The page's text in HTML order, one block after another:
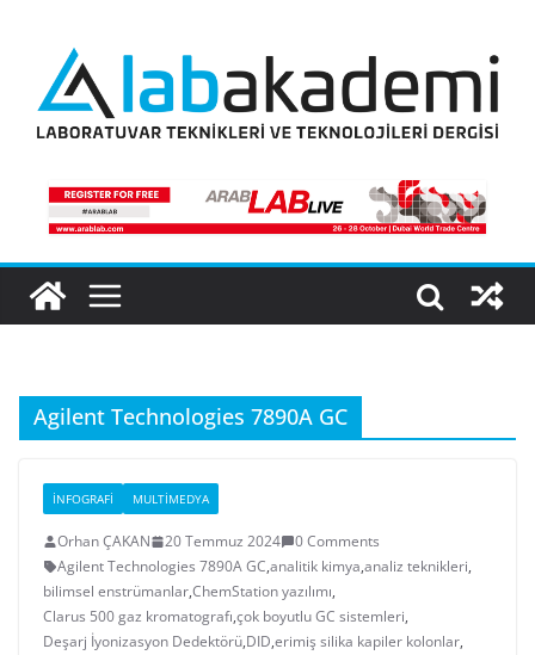
content
Agilent Technologies 7890A GC
İNFOGRAFI MULTIMEDYA
Orhan ÇAKAN 20 Temmuz 2024
0 Comments
Agilent Technologies 7890A GC,analitik kimya,analiz teknikleri,
bilimsel enstrümanlar,ChemStation yazılımı,
Clarus 500 gaz kromatografı,çok boyutlu GC sistemleri,
Deşarj İyonizasyon Dedektörü,DID,erimiş silika kapiler kolonlar,